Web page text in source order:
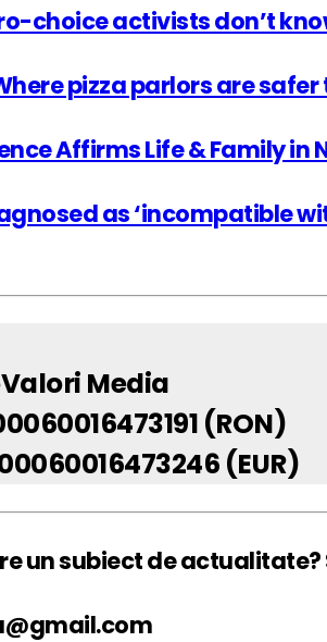
choice activists don’t
pizza parlors are
Affirms Life & Family in
as ‘incompatible
Media
(RON)
(EUR)
un subiect de